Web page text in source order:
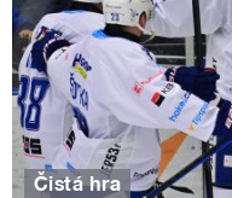
Čistá hra